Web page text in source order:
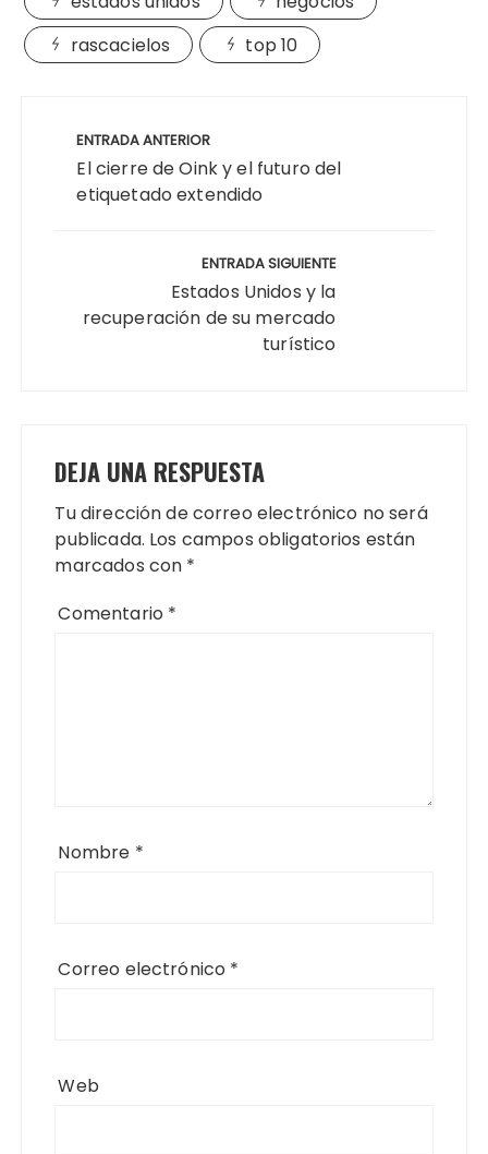
rascacielos
top 10
entradas
ENTRADA ANTERIOR
El cierre de Oink y el futuro del
etiquetado extendido
ENTRADA SIGUIENTE
Estados Unidos y la
recuperación de su mercado
turístico
DEJA UNA RESPUESTA
Tu dirección de correo electrónico no será
publicada. Los campos obligatorios están
marcados con *
Comentario *
Nombre *
Correo electrónico *
Web